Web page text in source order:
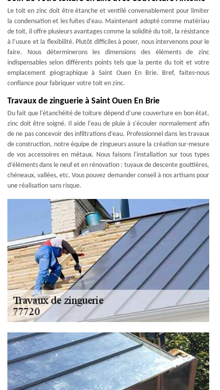
Le toit en zinc doit être étanche et ventilé convenablement pour limiter
la condensation et les fuites d’eau. Maintenant adopté comme matériau
de toit, il offre plusieurs avantages comme la solidité du toit, la résistance
à l’usure et la flexibilité. Plutôt difficiles à poser, nous intervenons pour le
faire. Nous déterminerons les dimensions des éléments de zinc
indispensables selon différents points tels que la pente du toit et votre
emplacement géographique à Saint Ouen En Brie. Bref, faites-nous
confiance pour fabriquer votre toit en zinc.
Travaux de zinguerie à Saint Ouen En Brie
Du fait que l'étanchéité de toiture dépend d’une couverture en bon état,
zinc doit être soigné. Il aide l'eau de pluie à s'écouler normalement afin
de ne pas concevoir des infiltrations d’eau. Professionnel dans les travaux
de construction, notre équipe de zingueurs assure la création sur-mesure
de vos accessoires en métaux. Nous faisons l'installation sur tous types
d’éléments dans le neuf et en rénovation : tuyaux de descente gouttières,
chéneaux, vallées, etc. Vous pouvez demander conseil à nos artisans pour
une réalisation sans risque.